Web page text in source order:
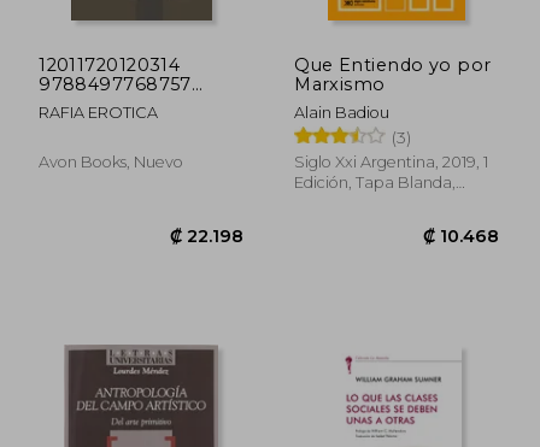
12011720120314
9788497768757
8497
RAFIA EROTICA
Avon Books, Nuevo
Que Entiendo yo por
Marxismo
Alain Badiou
(3)
Siglo Xxi Argentina, 2019, 1
Edición, Tapa Blanda,